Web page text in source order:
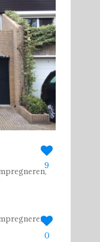
9
0